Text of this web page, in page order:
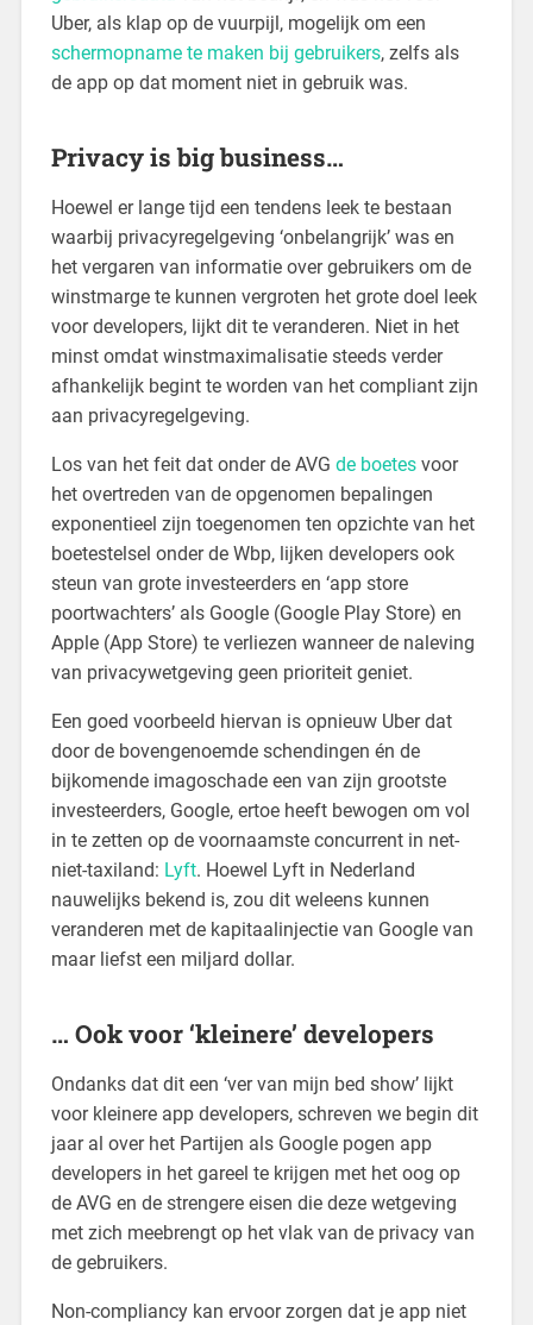
Uber, als klap op de vuurpijl, mogelijk om een
schermopname te maken bij gebruikers, zelfs als
de app op dat moment niet in gebruik was.
Privacy is big business…
Hoewel er lange tijd een tendens leek te bestaan
waarbij privacyregelgeving ‘onbelangrijk’ was en
het vergaren van informatie over gebruikers om de
winstmarge te kunnen vergroten het grote doel leek
voor developers, lijkt dit te veranderen. Niet in het
minst omdat winstmaximalisatie steeds verder
afhankelijk begint te worden van het compliant zijn
aan privacyregelgeving.
Los van het feit dat onder de AVG de boetesvoor
het overtreden van de opgenomen bepalingen
exponentieel zijn toegenomen ten opzichte van het
boetestelsel onder de Wbp, lijken developers ook
steun van grote investeerders en ‘app store
poortwachters’ als Google (Google Play Store) en
Apple (App Store) te verliezen wanneer de naleving
van privacywetgeving geen prioriteit geniet.
Een goed voorbeeld hiervan is opnieuw Uber dat
door de bovengenoemde schendingen én de
bijkomende imagoschade een van zijn grootste
investeerders, Google, ertoe heeft bewogen om vol
in te zetten op de voornaamste concurrent in net-
niet-taxiland: Lyft. Hoewel Lyft in Nederland
nauwelijks bekend is, zou dit weleens kunnen
veranderen met de kapitaalinjectie van Google van
maar liefst een miljard dollar.
… Ook voor ‘kleinere’ developers
Ondanks dat dit een ‘ver van mijn bed show’ lijkt
voor kleinere app developers, schreven we begin dit
jaar al over het Partijen als Google pogen app
developers in het gareel te krijgen met het oog op
de AVG en de strengere eisen die deze wetgeving
met zich meebrengt op het vlak van de privacy van
de gebruikers.
Non-compliancy kan ervoor zorgen dat je app niet